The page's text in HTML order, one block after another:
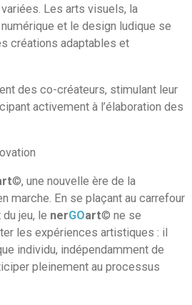
Les arts visuels, la
et le design ludique se
créations adaptables et
des co-créateurs, stimulant leur
activement à l’élaboration des
©, une nouvelle ère de la
marche. En se plaçant au carrefour
du jeu, le nerGOart© ne se
les expériences artistiques : il
individu, indépendamment de
pleinement au processus